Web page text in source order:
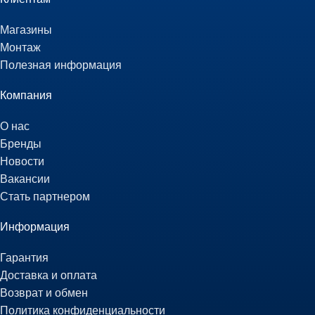
Магазины
Монтаж
Полезная информация
Компания
О нас
Бренды
Новости
Вакансии
Стать партнером
Информация
Гарантия
Доставка и оплата
Возврат и обмен
Политика конфиденциальности